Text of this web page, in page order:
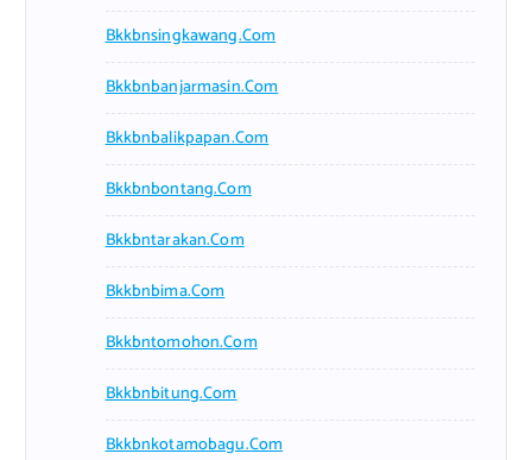
Bkkbnsingkawang.com
Bkkbnbanjarmasin.com
Bkkbnbalikpapan.com
Bkkbnbontang.com
Bkkbntarakan.com
Bkkbnbima.com
Bkkbntomohon.com
Bkkbnbitung.com
Bkkbnkotamobagu.com